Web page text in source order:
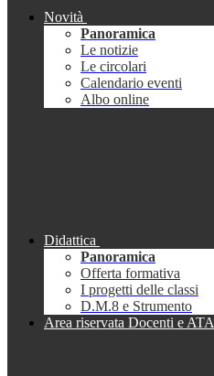
Novità
Panoramica
Le notizie
Le circolari
Calendario eventi
Albo online
Didattica
Panoramica
Offerta formativa
I progetti delle classi
D.M.8 e Strumento
Area riservata Docenti e ATA